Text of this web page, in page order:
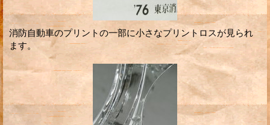
消防自動車のプリントの一部に小さなプリントロスが見られ
ます。